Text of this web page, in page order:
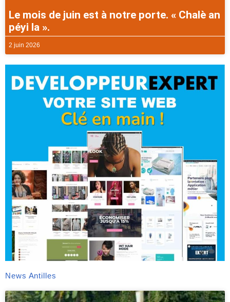
Le mois de juin est à notre porte. « Chalè an
péyi la ».
2 juin 2026
News Antilles